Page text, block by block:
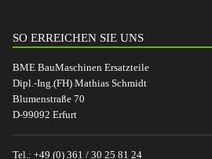
SO ERREICHEN SIE UNS
BME BauMaschinen Ersatzteile
Dipl.-Ing.(FH) Mathias Schmidt
Blumenstraße 70
D-99092 Erfurt
Tel.: +49 (0) 361 / 30 25 81 24